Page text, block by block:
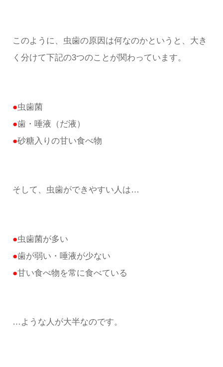
このように、虫歯の原因は何なのかというと、大き
く分けて下記の3つのことが関わっています。
●虫歯菌
●歯・唾液（だ液）
●砂糖入りの甘い食べ物
そして、虫歯ができやすい人は…
●虫歯菌が多い
●歯が弱い・唾液が少ない
●甘い食べ物を常に食べている
…ような人が大半なのです。